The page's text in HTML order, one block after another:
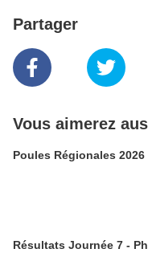
Partager
Vous aimerez
Poules Régionales 2026
Résultats Journée 7 -